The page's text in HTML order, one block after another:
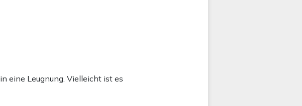
eine Leugnung. Vielleicht ist es